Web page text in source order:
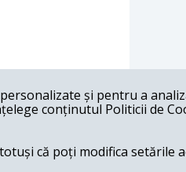
și pentru a
conținutul Politicii de
că poți modifica setările